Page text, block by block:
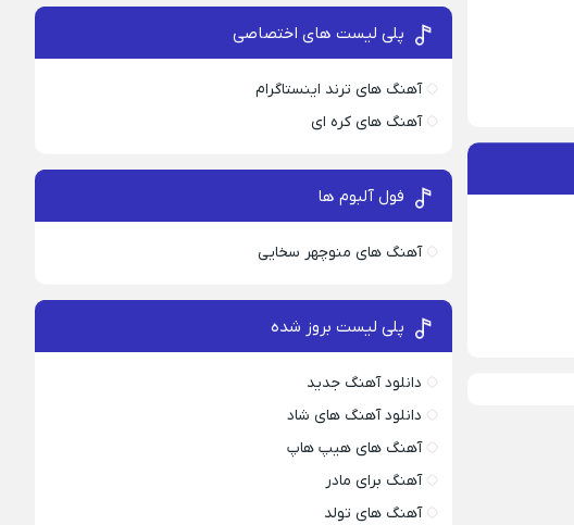
پلی لیست های اختصاصی
آهنگ های ترند اینستاگرام
آهنگ های کره ای
فول آلبوم ها
آهنگ های منوچهر سخایی
پلی لیست بروز شده
دانلود آهنگ جدید
دانلود آهنگ های شاد
آهنگ های هیپ هاپ
آهنگ برای مادر
آهنگ های تولد